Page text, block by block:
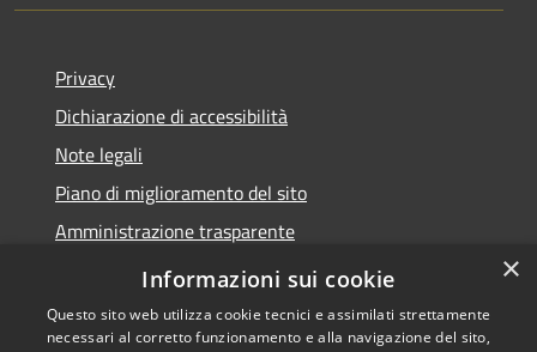
Privacy
Dichiarazione di accessibilità
Note legali
Piano di miglioramento del sito
Amministrazione trasparente
Albo Pretorio
×
Informazioni sui cookie
Questo sito web utilizza cookie tecnici e assimilati strettamente
necessari al corretto funzionamento e alla navigazione del sito,